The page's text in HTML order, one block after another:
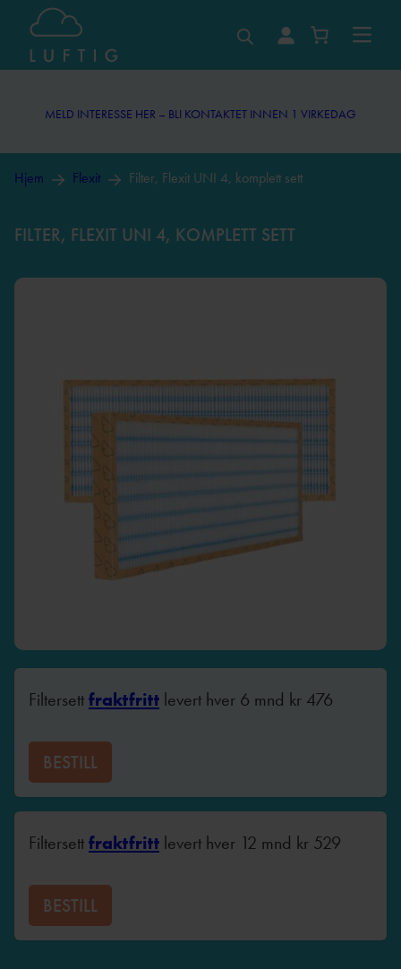
MELD INTERESSE HER – BLI KONTAKTET INNEN 1 VIRKEDAG
Hjem Flexit Filter, Flexit UNI 4, komplett sett
FILTER, FLEXIT UNI 4, KOMPLETT SETT
Filtersett fraktfritt levert hver 6 mnd kr 476
BESTILL
Filtersett fraktfritt levert hver 12 mnd kr 529
BESTILL
MELD INTERESSE HER – BLI KONTAKTET INNEN 1 VIRKEDAG